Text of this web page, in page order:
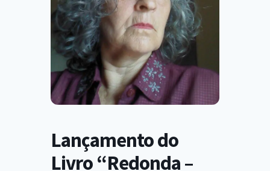
Lançamento do
Livro “Redonda –